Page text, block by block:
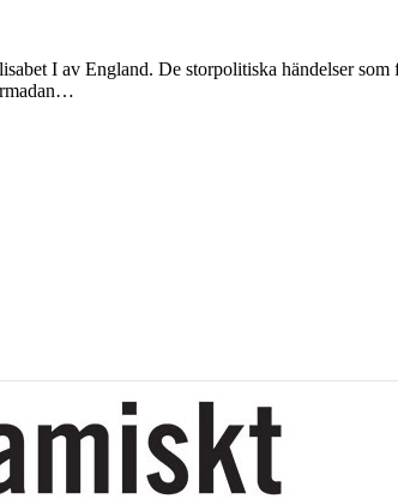
I av England. De storpolitiska händelser